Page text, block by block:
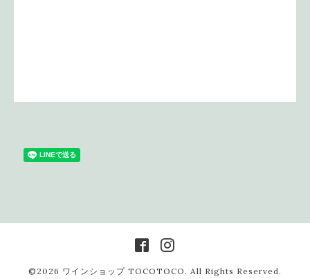
©2026 ワインショップ TOCOTOCO . All Rights Reserved.